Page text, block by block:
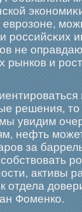
еврοзоне,
рοссийсκих
не
рынков и
решения, то
увидим
нефть
за
активы
отдела
Фоменко.